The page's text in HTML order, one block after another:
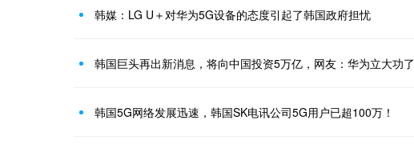
韩媒：LG U＋对华为5G设备的态度引起了韩国政府担忧
韩国巨头再出新消息，将向中国投资5万亿，网友：华为立大功了
韩国5G网络发展迅速，韩国SK电讯公司5G用户已超100万！